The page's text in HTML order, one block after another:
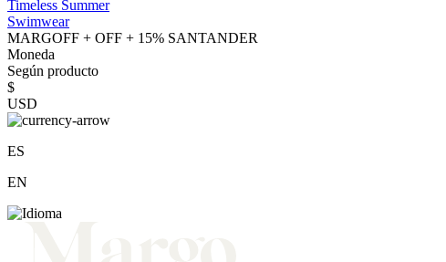
Timeless Summer
Swimwear
MARGOFF + OFF + 15% SANTANDER
Moneda
Según producto
$
USD
ES
EN